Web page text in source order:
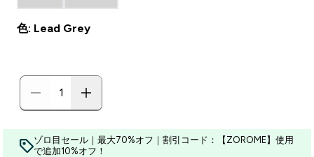
色: Lead Grey
ゾロ目セール｜最大70%オフ｜割引コード：【ZOROME】使用
で追加10%オフ！